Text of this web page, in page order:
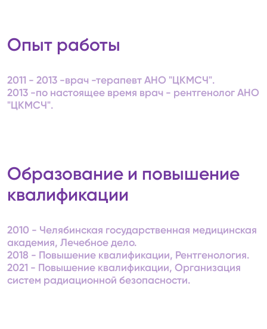
Опыт работы
2011 - 2013 -врач -терапевт АНО "ЦКМСЧ".
2013 -по настоящее время врач - рентгенолог АНО
"ЦКМСЧ".
Образование и повышение
квалификации
2010 - Челябинская государственная медицинская
академия, Лечебное дело.
2018 - Повышение квалификации, Рентгенология.
2021 - Повышение квалификации, Организация
систем радиационной безопасности.